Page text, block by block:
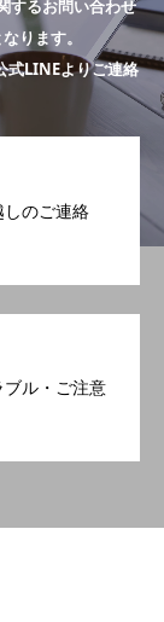
するお問い合わせ
ります。
式LINEよりご連絡
しのご連絡
ブル・ご注意